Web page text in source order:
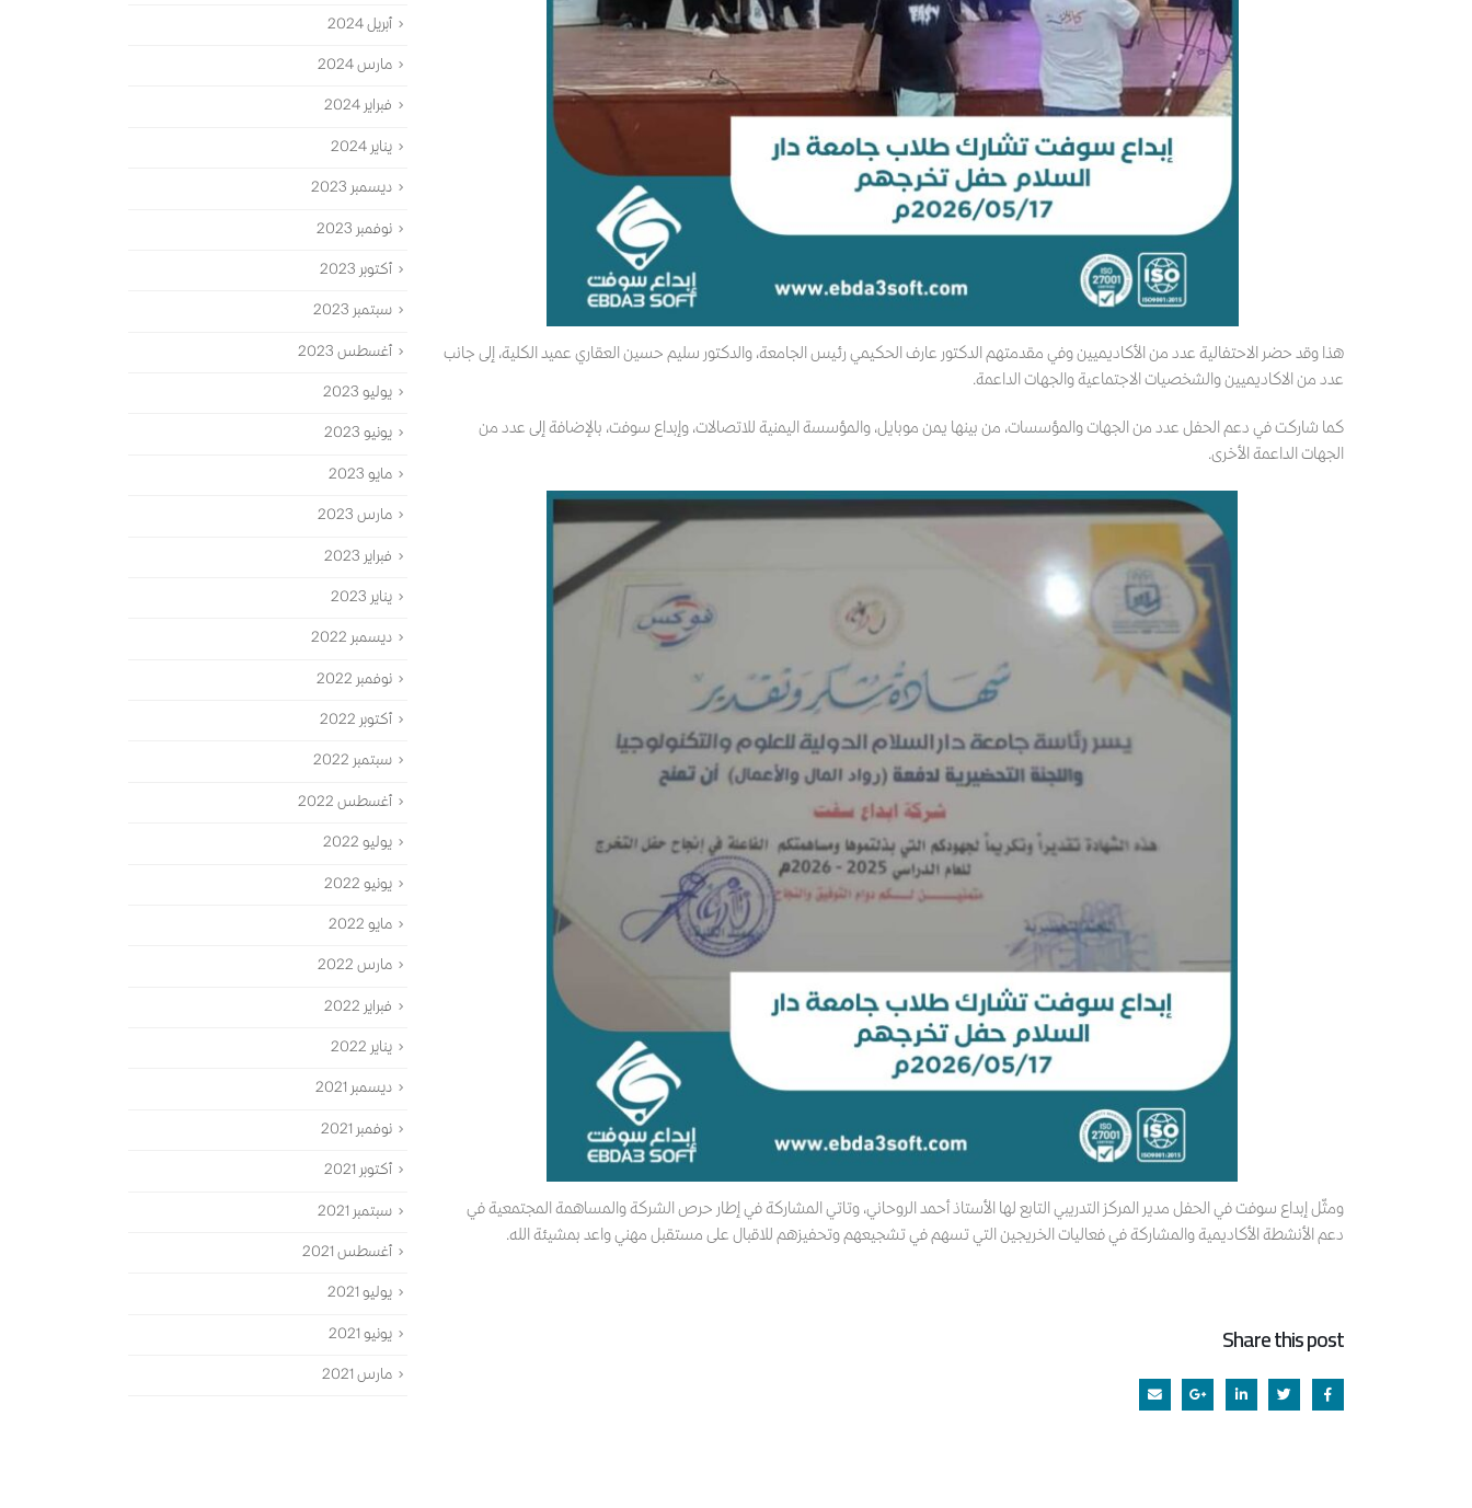
هذا وقد حضر الاحتفالية عدد من الأكاديميين وفي مقدمتهم الدكتور عارف الحكيمي رئيس الجامعة، والدكتور سليم حسين العقاري عميد الكلية، إلى جانب
عدد من الاكاديميين والشخصيات الاجتماعية والجهات الداعمة.
كما شاركت في دعم الحفل عدد من الجهات والمؤسسات، من بينها يمن موبايل، والمؤسسة اليمنية للاتصالات، وإبداع سوفت، بالإضافة إلى عدد من
الجهات الداعمة الأخرى.
ومثّل إبداع سوفت في الحفل مدير المركز التدريبي التابع لها الأستاذ أحمد الروحاني، وتاتي المشاركة في إطار حرص الشركة والمساهمة المجتمعية في
دعم الأنشطة الأكاديمية والمشاركة في فعاليات الخريجين التي تسهم في تشجيعهم وتحفيزهم للاقبال على مستقبل مهني واعد بمشيئة الله.
Share this post
أبريل 2024
مارس 2024
فبراير 2024
يناير 2024
ديسمبر 2023
نوفمبر 2023
أكتوبر 2023
سبتمبر 2023
أغسطس 2023
يوليو 2023
يونيو 2023
مايو 2023
مارس 2023
فبراير 2023
يناير 2023
ديسمبر 2022
نوفمبر 2022
أكتوبر 2022
سبتمبر 2022
أغسطس 2022
يوليو 2022
يونيو 2022
مايو 2022
مارس 2022
فبراير 2022
يناير 2022
ديسمبر 2021
نوفمبر 2021
أكتوبر 2021
سبتمبر 2021
أغسطس 2021
يوليو 2021
يونيو 2021
مارس 2021